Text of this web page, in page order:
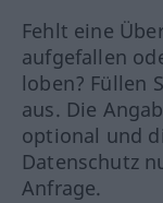
Fehlt eine
aufgefallen
loben? Füllen
aus. Die
optional und
Datenschutz
Anfrage.